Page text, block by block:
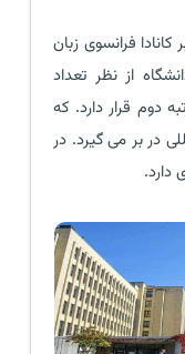
دانشگاه معتبر کانادا فرانسوی زبان
از نظر تعداد
دوم قرار دارد. که
در بر می گیرد. در
دارد.